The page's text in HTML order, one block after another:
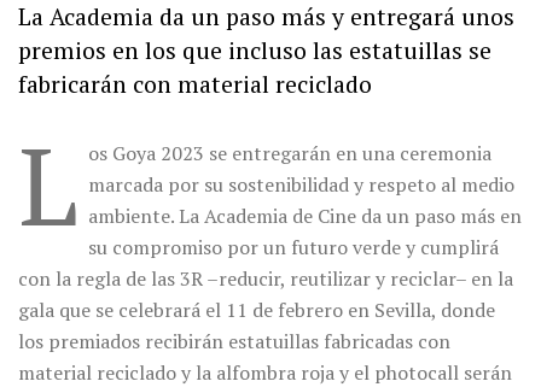
La Academia da un paso más y entregará unos
premios en los que incluso las estatuillas se
fabricarán con material reciclado
L os Goya 2023 se entregarán en una ceremonia
marcada por su sostenibilidad y respeto al medio
ambiente. La Academia de Cine da un paso más en
su compromiso por un futuro verde y cumplirá
con la regla de las 3R –reducir, reutilizar y reciclar– en la
gala que se celebrará el 11 de febrero en Sevilla, donde
los premiados recibirán estatuillas fabricadas con
material reciclado y la alfombra roja y el photocall serán